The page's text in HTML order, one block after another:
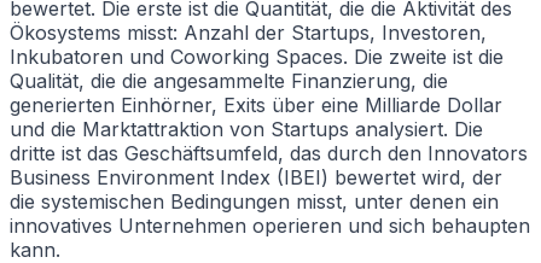
bewertet. Die erste ist die Quantität, die die Aktivität des
Ökosystems misst: Anzahl der Startups, Investoren,
Inkubatoren und Coworking Spaces. Die zweite ist die
Qualität, die die angesammelte Finanzierung, die
generierten Einhörner, Exits über eine Milliarde Dollar
und die Marktattraktion von Startups analysiert. Die
dritte ist das Geschäftsumfeld, das durch den Innovators
Business Environment Index (IBEI) bewertet wird, der
die systemischen Bedingungen misst, unter denen ein
innovatives Unternehmen operieren und sich behaupten
kann.